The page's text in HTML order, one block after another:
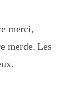
merci,
merde. Les